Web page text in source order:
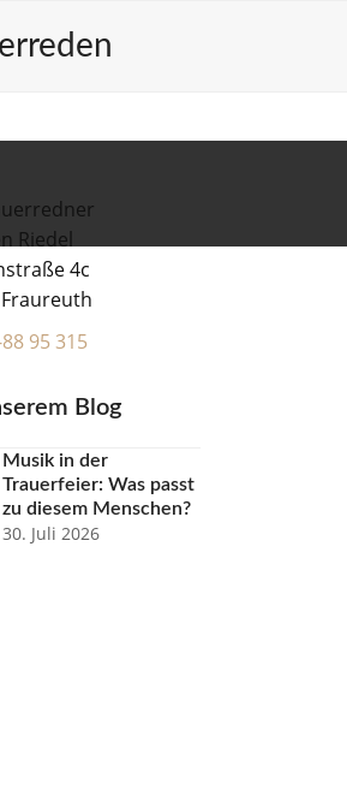
Riedel
4c
95 315
Blog
Musik in der
Trauerfeier: Was passt
zu diesem Menschen?
30. Juli 2026